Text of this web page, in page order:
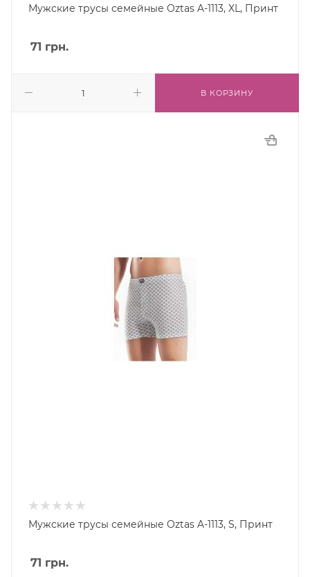
Мужские трусы семейные Oztas A-1113, XL, Принт
71 грн.
В КОРЗИНУ
Мужские трусы семейные Oztas A-1113, S, Принт
71 грн.